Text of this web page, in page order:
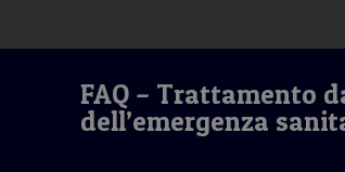
FAQ – Trattamento
dell’emergenza